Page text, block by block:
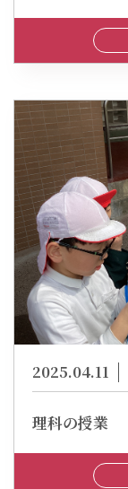
2025.04.11
理科の授業